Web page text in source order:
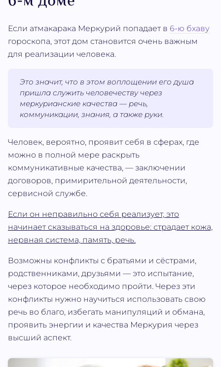
Если атмакарака Меркурий попадает в 6-ю бхаву
гороскопа, этот дом становится очень важным
для реализации человека.
Это значит, что в этом воплощении его душа
пришла служить человечеству через
меркурианские качества — речь,
коммуникации, знания, а также руки.
Человек, вероятно, проявит себя в сферах, где
можно в полной мере раскрыть
коммуникативные качества, — заключении
договоров, примирительной деятельности,
сервисной службе.
Если он неправильно себя реализует, это
начинает сказываться на здоровье: страдает кожа,
нервная система, память, речь.
Возможны конфликты с братьями и сёстрами,
родственниками, друзьями — это испытание,
через которое необходимо пройти. Через эти
конфликты нужно научиться использовать свою
речь во благо, избегать манипуляций и обмана,
проявить энергии и качества Меркурия через
высший аспект.